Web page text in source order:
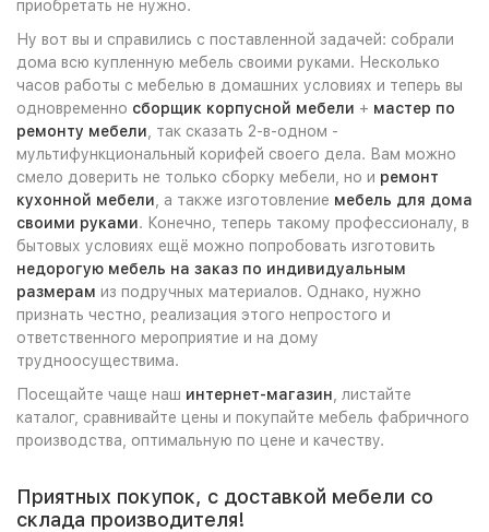
приобретать не нужно.
Ну вот вы и справились с поставленной задачей: собрали
дома всю купленную мебель своими руками. Несколько
часов работы с мебелью в домашних условиях и теперь вы
одновременно сборщик корпусной мебели + мастер по
ремонту мебели , так сказать 2-в-одном -
мультифункциональный корифей своего дела. Вам можно
смело доверить не только сборку мебели, но и ремонт
кухонной мебели , а также изготовление мебель для дома
своими руками. Конечно, теперь такому профессионалу, в
бытовых условиях ещё можно попробовать изготовить
недорогую мебель на заказ по индивидуальным
размерам из подручных материалов. Однако, нужно
признать честно, реализация этого непростого и
ответственного мероприятие и на дому
трудноосуществима.
Посещайте чаще наш интернет-магазин , листайте
каталог, сравнивайте цены и покупайте мебель фабричного
производства, оптимальную по цене и качеству.
Приятных покупок, с доставкой мебели со
склада производителя!